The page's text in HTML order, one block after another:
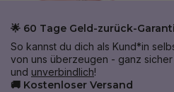
🌟 60 Tage Geld-zurück-
So kannst du dich als Kund*in
von uns überzeugen - ganz sicher
und unverbindlich!
🚚 Kostenloser Versand